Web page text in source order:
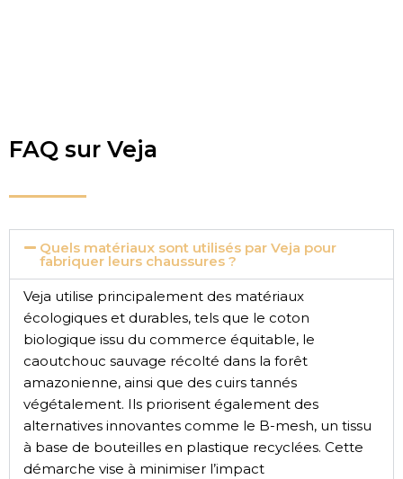
FAQ sur Veja
Quels matériaux sont utilisés par Veja pour
fabriquer leurs chaussures ?
Veja utilise principalement des matériaux
écologiques et durables, tels que le coton
biologique issu du commerce équitable, le
caoutchouc sauvage récolté dans la forêt
amazonienne, ainsi que des cuirs tannés
végétalement. Ils priorisent également des
alternatives innovantes comme le B-mesh, un tissu
à base de bouteilles en plastique recyclées. Cette
démarche vise à minimiser l’impact